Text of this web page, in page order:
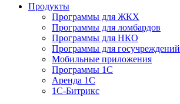
Продукты
Программы для ЖКХ
Программы для ломбардов
Программы для НКО
Программы для госучреждений
Мобильные приложения
Программы 1С
Аренда 1С
1С-Битрикс